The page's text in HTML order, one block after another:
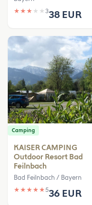
★ ★ ★ ★ ★ 338 EUR
Camping
KAISER CAMPING
Outdoor Resort Bad
Feilnbach
Bad Feilnbach / Bayern
★ ★ ★ ★ ★536 EUR